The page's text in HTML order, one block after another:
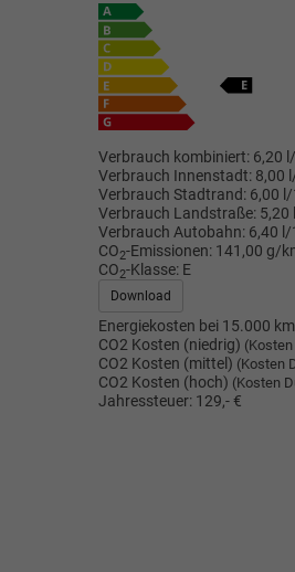
Verbrauch kombiniert: 6,20
Verbrauch Innenstadt: 8,00
Verbrauch Stadtrand: 6,00
Verbrauch Landstraße: 5,20
Verbrauch Autobahn: 6,40
CO2-Emissionen: 141,00 g/
CO2-Klasse: E
Download
Energiekosten bei 15.000
CO2 Kosten (niedrig)
CO2 Kosten (mittel) (Kosten
CO2 Kosten (hoch) (Kosten
Jahressteuer: 129,- €